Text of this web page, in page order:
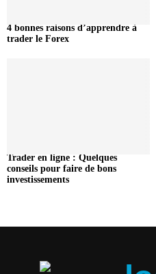
4 bonnes raisons d’apprendre à
trader le Forex
Trader en ligne : Quelques
conseils pour faire de bons
investissements